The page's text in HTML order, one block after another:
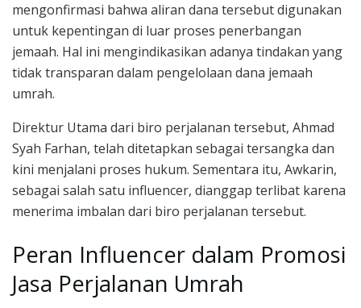
mengonfirmasi bahwa aliran dana tersebut digunakan
untuk kepentingan di luar proses penerbangan
jemaah. Hal ini mengindikasikan adanya tindakan yang
tidak transparan dalam pengelolaan dana jemaah
umrah.
Direktur Utama dari biro perjalanan tersebut, Ahmad
Syah Farhan, telah ditetapkan sebagai tersangka dan
kini menjalani proses hukum. Sementara itu, Awkarin,
sebagai salah satu influencer, dianggap terlibat karena
menerima imbalan dari biro perjalanan tersebut.
Peran Influencer dalam Promosi
Jasa Perjalanan Umrah